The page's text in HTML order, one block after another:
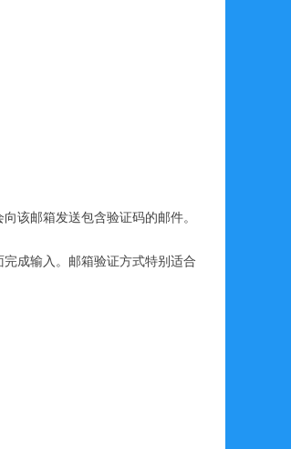
该邮箱发送包含验证码的邮件。
成输入。邮箱验证方式特别适合